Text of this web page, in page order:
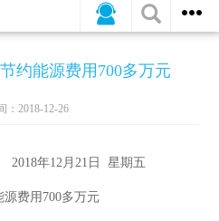
媒体报道
约能源费用700多万元
：2018-12-26
年12月21日 星期五
源费用700多万元